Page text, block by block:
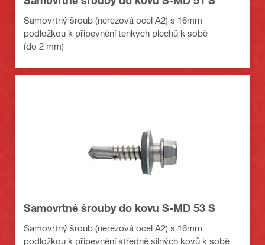
Samovrtný šroub (nerezová ocel A2) s 16mm
podložkou k připevnění tenkých plechů k sobě
(do 2 mm)
Samovrtné šrouby do kovu S-MD 53 S
Samovrtný šroub (nerezová ocel A2) s 16mm
podložkou k připevnění středně silných kovů k sobě